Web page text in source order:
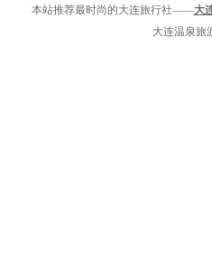
本站推荐最时尚的大连旅行社——大
大连温泉旅